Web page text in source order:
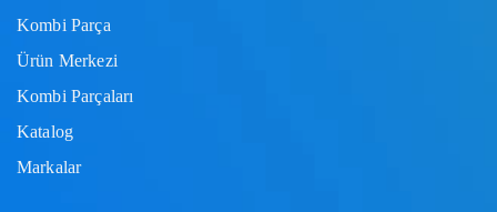
Kombi Parça
Ürün Merkezi
Kombi Parçaları
Katalog
Markalar